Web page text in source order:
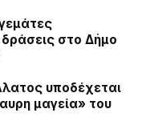
δράσεις στο Δήμο
υποδέχεται
μαγεία» του